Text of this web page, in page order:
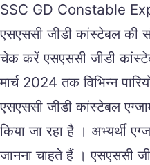
SSC GD Constable
एसएससी जीडी कांस्टेबल की
चेक करें एसएससी जीडी
मार्च 2024 तक विभिन्न
एसएससी जीडी कांस्टेबल
किया जा रहा है । अभ्यर्थी
जानना चाहते हैं । एसएससी